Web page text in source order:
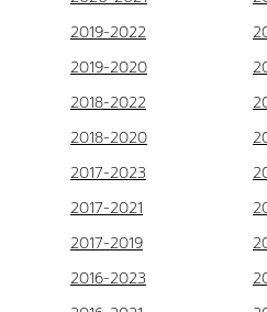
2019-2022
2019-2020
2018-2022
2018-2020
2017-2023
2017-2021
2017-2019
2016-2023